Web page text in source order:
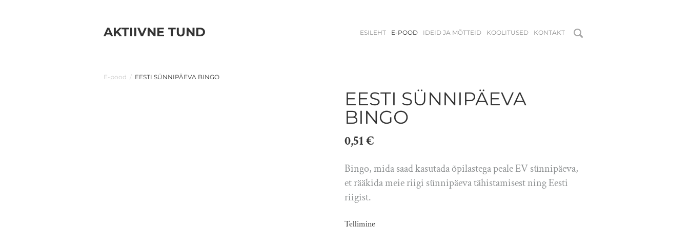
AKTIIVNE TUND ESILEHT E-POOD IDEID JA MÕTTEID KOOLITUSED KONTAKT
E-pood / EESTI SÜNNIPÄEVA BINGO
EESTI SÜNNIPÄEVA
BINGO
0,51 €
Bingo, mida saad kasutada õpilastega peale EV sünnipäeva,
et rääkida meie riigi sünnipäeva tähistamisest ning Eesti
riigist.
Tellimine